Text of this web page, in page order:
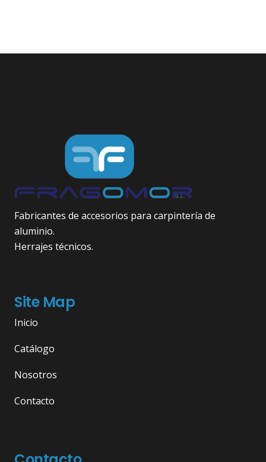
Fabricantes de accesorios para carpintería de
aluminio.
Herrajes técnicos.
Site Map
Inicio
Catálogo
Nosotros
Contacto